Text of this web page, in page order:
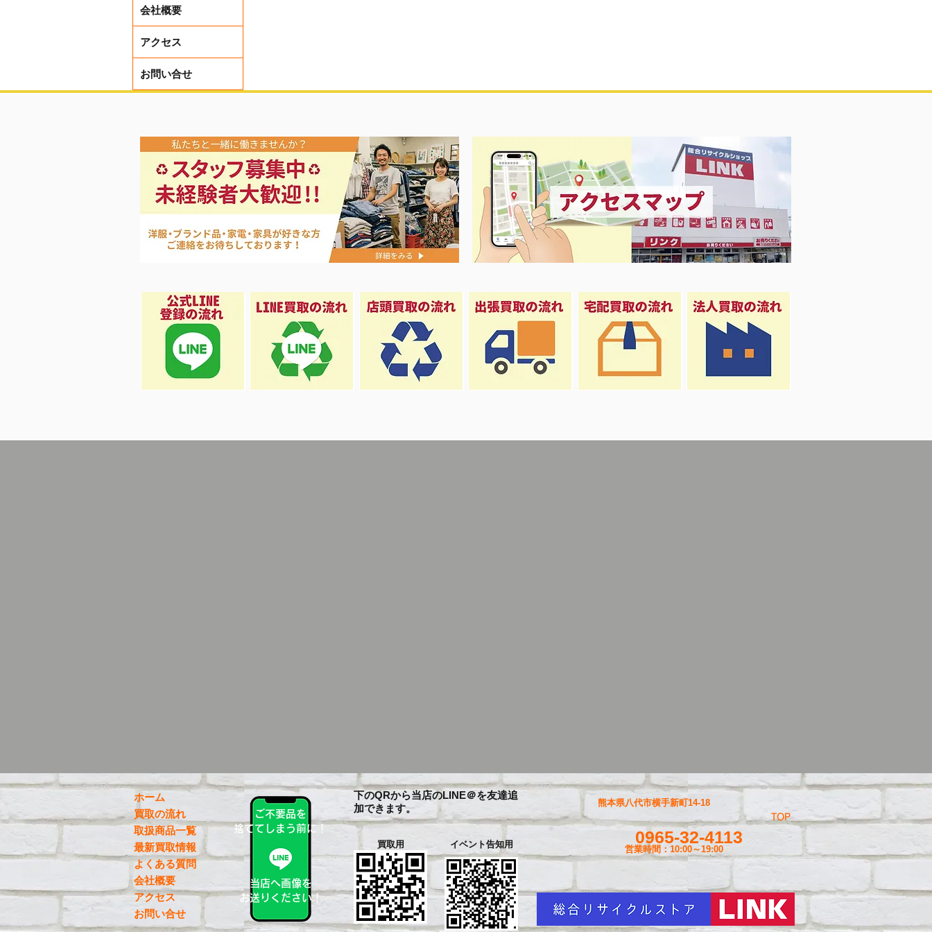
会社概要
アクセス
お問い合せ
ホーム
買取の流れ
取扱商品一覧
最新買取情報
よくある質問
会社概要
アクセス
お問い合せ
ご不要品を
捨ててしまう前に！
当店へ画像を
お送りください！
下のQRから当店のLINE＠を友達追
加できます。
買取用 イベント告知用
TOP
0965-32-4113
営業時間：10:00～19:00
熊本県八代市横手新町14-18